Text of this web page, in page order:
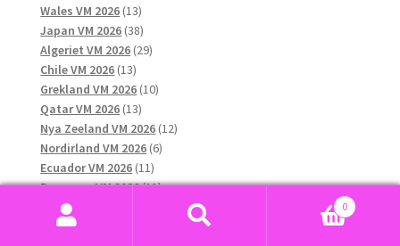
Wales VM 2026 1313
produkter
Japan VM 2026 3838
produkter
Algeriet VM 2026 2929
Chile VM 2026 1313
produkter
Grekland VM 2026 1010
Qatar VM 2026 1313
produkter
Nya Zeeland VM 2026 1212
Nordirland VM 2026 66
Ecuador VM 2026 1111
produkter
Paraguay VM 2026 1111
produkter
Marocko VM 2026
produkter
Australien VM 2026
0